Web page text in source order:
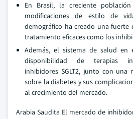
En Brasil, la creciente
modificaciones de estilo de
demográfico ha creado una fuerte
tratamiento eficaces como los
Además, el sistema de salud en
disponibilidad de terapias
inhibidores SGLT2, junto con una
sobre la diabetes y sus
al crecimiento del mercado.
Arabia Saudita El mercado de